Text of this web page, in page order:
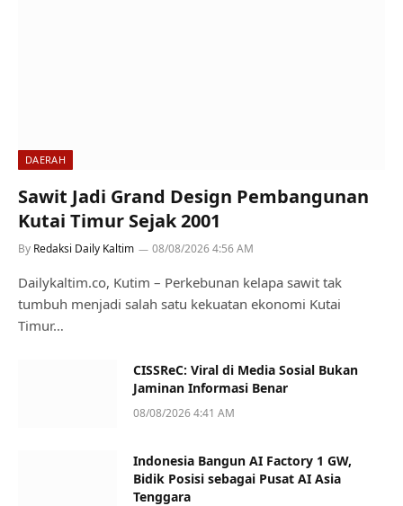
DAERAH
Sawit Jadi Grand Design Pembangunan
Kutai Timur Sejak 2001
By Redaksi Daily Kaltim 08/08/2026 4:56 AM
Dailykaltim.co, Kutim – Perkebunan kelapa sawit tak
tumbuh menjadi salah satu kekuatan ekonomi Kutai
Timur…
CISSReC: Viral di Media Sosial Bukan
Jaminan Informasi Benar
08/08/2026 4:41 AM
Indonesia Bangun AI Factory 1 GW,
Bidik Posisi sebagai Pusat AI Asia
Tenggara